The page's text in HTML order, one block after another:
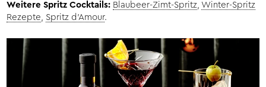
Weitere Spritz Cocktails: Blaubeer-Zimt-Spritz Winter-Spritz
Rezepte
Spritz d'Amour.